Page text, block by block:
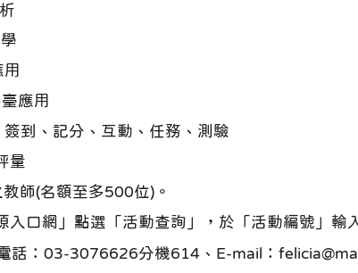
應用
到、記分、互動、任務、測驗
量
師(名額至多500位)。
入口網」點選「活動查詢」，於「活動編號」
話：03-3076626分機614、E-mail：